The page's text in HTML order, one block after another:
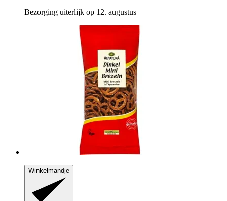
Bezorging uiterlijk op 12. augustus
Winkelmandje